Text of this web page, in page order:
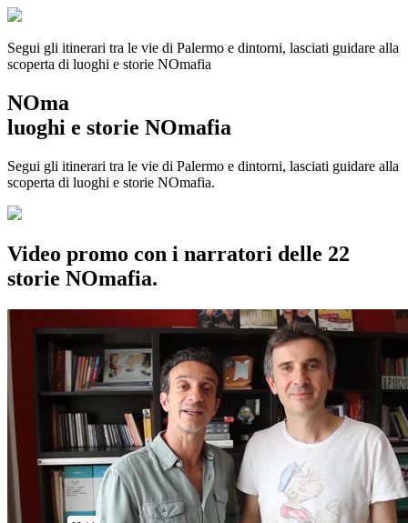
Segui gli itinerari tra le vie di Palermo e dintorni, lasciati guidare alla
scoperta di luoghi e storie NOmafia
NOma
luoghi e storie NOmafia
Segui gli itinerari tra le vie di Palermo e dintorni, lasciati guidare alla
scoperta di luoghi e storie NOmafia.
Video promo con i narratori delle 22
storie NOmafia.